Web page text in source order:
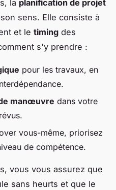
la planification de projet
sens. Elle consiste à
et le timing des
s'y prendre :
pour les travaux, en
manœuvre dans votre
vous-même, priorisez
de compétence.
vous vous assurez que
sans heurts et que le